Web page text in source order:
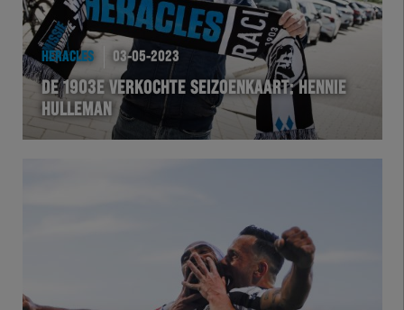
HERACLES 03-05-2023
DE 1903E VERKOCHTE SEIZOENKAART: HENNIE
HULLEMAN